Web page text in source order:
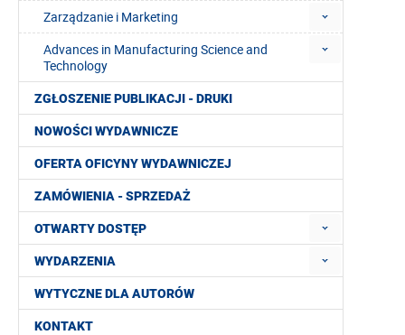
Zarządzanie i Marketing
Advances in Manufacturing Science and
Technology
ZGŁOSZENIE PUBLIKACJI - DRUKI
NOWOŚCI WYDAWNICZE
OFERTA OFICYNY WYDAWNICZEJ
ZAMÓWIENIA - SPRZEDAŻ
OTWARTY DOSTĘP
WYDARZENIA
WYTYCZNE DLA AUTORÓW
KONTAKT